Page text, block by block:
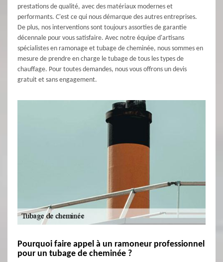
prestations de qualité, avec des matériaux modernes et
performants. C'est ce qui nous démarque des autres entreprises.
De plus, nos interventions sont toujours assorties de garantie
décennale pour vous satisfaire. Avec notre équipe d'artisans
spécialistes en ramonage et tubage de cheminée, nous sommes en
mesure de prendre en charge le tubage de tous les types de
chauffage. Pour toutes demandes, nous vous offrons un devis
gratuit et sans engagement.
Pourquoi faire appel à un ramoneur professionnel
pour un tubage de cheminée ?